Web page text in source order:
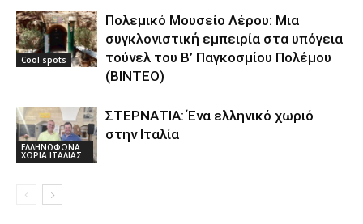
Cool spots
Πολεμικό Μουσείο Λέρου: Μια
συγκλονιστική εμπειρία στα υπόγεια
τούνελ του Β’ Παγκοσμίου Πολέμου
(ΒΙΝΤΕΟ)
ΕΛΛΗΝΟΦΩΝΑ
ΧΩΡΙΑ ΙΤΑΛΙΑΣ
ΣΤΕΡΝΑΤΙΑ: Ένα ελληνικό χωριό
στην Ιταλία